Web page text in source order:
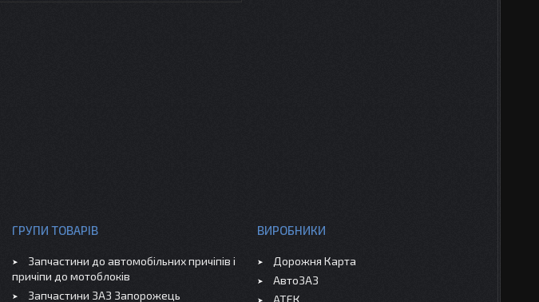
ГРУПИ ТОВАРІВ
Запчастини до автомобільних причіпів і
причіпи до мотоблоків
Запчастини ЗАЗ Запорожець
ВИРОБНИКИ
Дорожня Карта
АвтоЗАЗ
АТЕК